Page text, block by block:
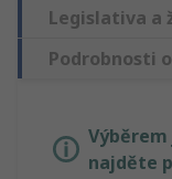
Legislativa a
Podrobnosti
najděte